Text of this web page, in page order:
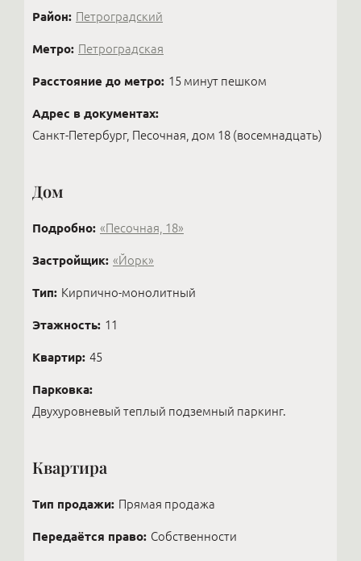
Район: Петроградский
Метро: Петроградская
Расстояние до метро: 15 минут пешком
Адрес в документах:
Санкт-Петербург, Песочная, дом 18 (восемнадцать)
Дом
Подробно: «Песочная, 18»
Застройщик: «Йорк»
Тип: Кирпично-монолитный
Этажность: 11
Квартир: 45
Парковка:
Двухуровневый теплый подземный паркинг.
Квартира
Тип продажи: Прямая продажа
Передаётся право: Собственности